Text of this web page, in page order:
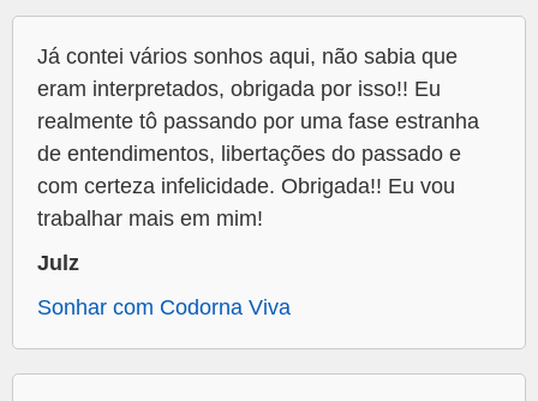
Já contei vários sonhos aqui, não sabia que
eram interpretados, obrigada por isso!! Eu
realmente tô passando por uma fase estranha
de entendimentos, libertações do passado e
com certeza infelicidade. Obrigada!! Eu vou
trabalhar mais em mim!
Julz
Sonhar com Codorna Viva